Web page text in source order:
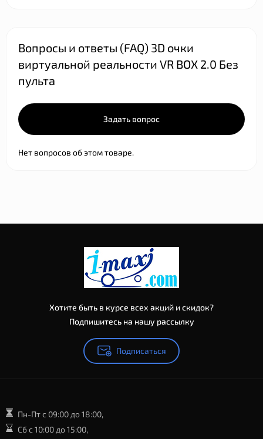
Вопросы и ответы (FAQ) 3D очки
виртуальной реальности VR BOX 2.0 Без
пульта
Задать вопрос
Нет вопросов об этом товаре.
Хотите быть в курсе всех акций и скидок?
Подпишитесь на нашу рассылку
Подписаться
Пн-Пт с 09:00 до 18:00,
Сб с 10:00 до 15:00,